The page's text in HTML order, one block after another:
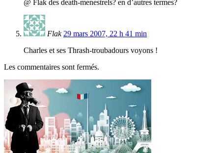
@ Flak des death-menestrels? en d’autres termes?
Flak 29 mars 2007, 22 h 41 min
Charles et ses Thrash-troubadours voyons !
Les commentaires sont fermés.